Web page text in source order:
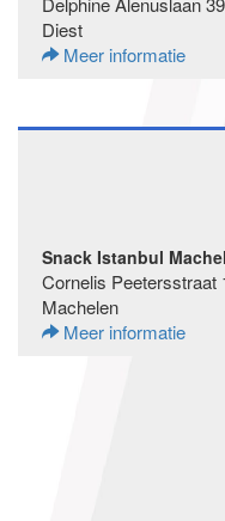
Diest
Meer informatie
Snack Istanbul
Cornelis Peetersstraat
Machelen
Meer informatie